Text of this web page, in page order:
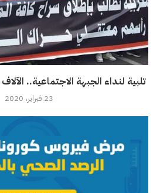
تلبية لنداء الجبهة الاجتماعية..
23 فبراير، 2020